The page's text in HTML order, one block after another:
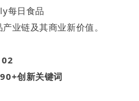
每日食品
业链及其商业新价值。
02
创新关键词